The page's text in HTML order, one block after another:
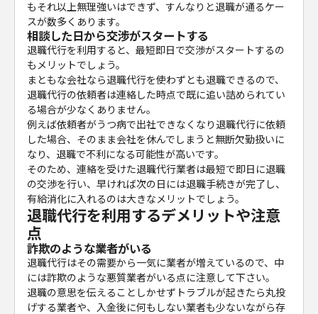
もそれ以上無理強いはできず、すんなりと退職が通るケー
スが数多くあります。
相談した日から交渉がスタートする
退職代行を利用すると、最短即日で交渉がスタートするの
もメリットでしょう。
まともな会社なら退職代行を使わずとも退職できるので、
退職代行の依頼者は連絡した時点で既に追い詰められてい
る場合が少なくありません。
例えば依頼者がうつ病で出社できなくなり退職代行に依頼
した場合、そのまま会社を休んでしまうと無断欠勤扱いに
なり、退職で不利になる可能性が高いです。
そのため、連絡を受けた退職代行業者は最短で即日に退職
の交渉を行い、早ければ次の日には退職手続きが完了し、
有給消化に入れるのは大きなメリットでしょう。
退職代行を利用するデメリットや注意
点
詐欺のような業者がいる
退職代行はその需要から一気に業者が増えているので、中
には詐欺のような悪質業者がいる点に注意して下さい。
退職の意思を伝えることしかせずトラブルが起きたら丸投
げする業者や、入金後に何もしない業者も少ないながら存